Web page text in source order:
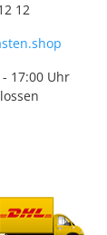
12
17:00 Uhr